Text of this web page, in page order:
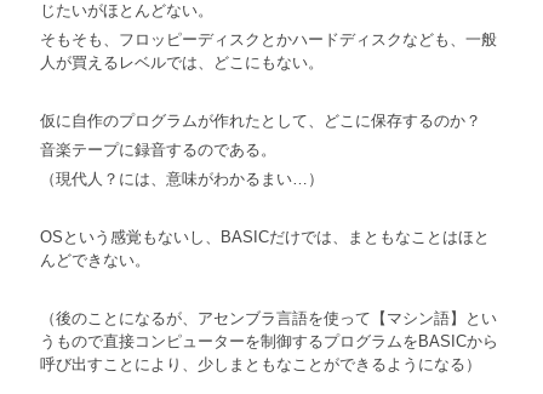
じたいがほとんどない。
そもそも、フロッピーディスクとかハードディスクなども、一般
人が買えるレベルでは、どこにもない。
仮に自作のプログラムが作れたとして、どこに保存するのか？
音楽テープに録音するのである。
（現代人？には、意味がわかるまい…）
OSという感覚もないし、BASICだけでは、まともなことはほと
んどできない。
（後のことになるが、アセンブラ言語を使って【マシン語】とい
うもので直接コンピューターを制御するプログラムをBASICから
呼び出すことにより、少しまともなことができるようになる）